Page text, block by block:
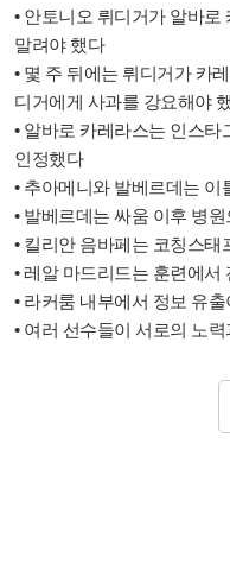
• 안토니오 뤼디거가 알바
말려야 했다
• 몇 주 뒤에는 뤼디거가 카
디거에게 사과를 강요해야
• 알바로 카레라스는 인스
인정했다
• 추아메니와 발베르데는
• 발베르데는 싸움 이후 병
• 킬리안 음바페는 코칭스
• 레알 마드리드는 훈련에
• 라커룸 내부에서 정보 유
• 여러 선수들이 서로의 노